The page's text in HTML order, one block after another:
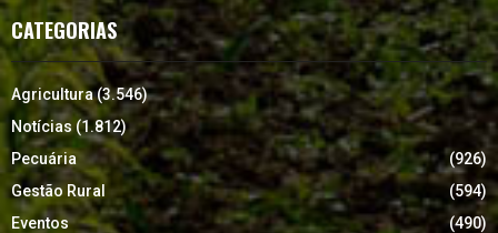
CATEGORIAS
Agricultura(3.546)
Notícias (1.812)
Pecuária
(926)
Gestão Rural
(594)
Eventos
(490)